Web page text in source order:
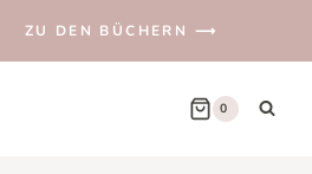
ZU DEN BÜCHERN ⟶
0